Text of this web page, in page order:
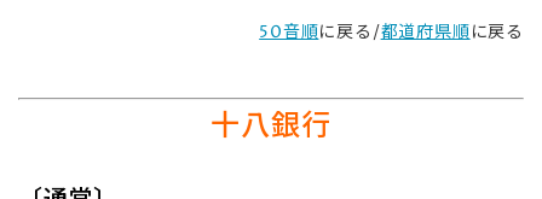
50音順に戻る/都道府県順に戻る
十八銀行